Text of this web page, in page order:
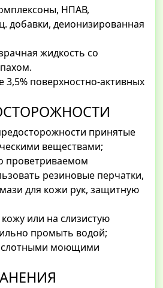
НПАВ,
добавки, деионизированная
жидкость со
поверхностно-активных
принятые
веществами;
проветриваемом
резиновые перчатки,
для кожи рук, защитную
или на слизистую
промыть водой;
моющими